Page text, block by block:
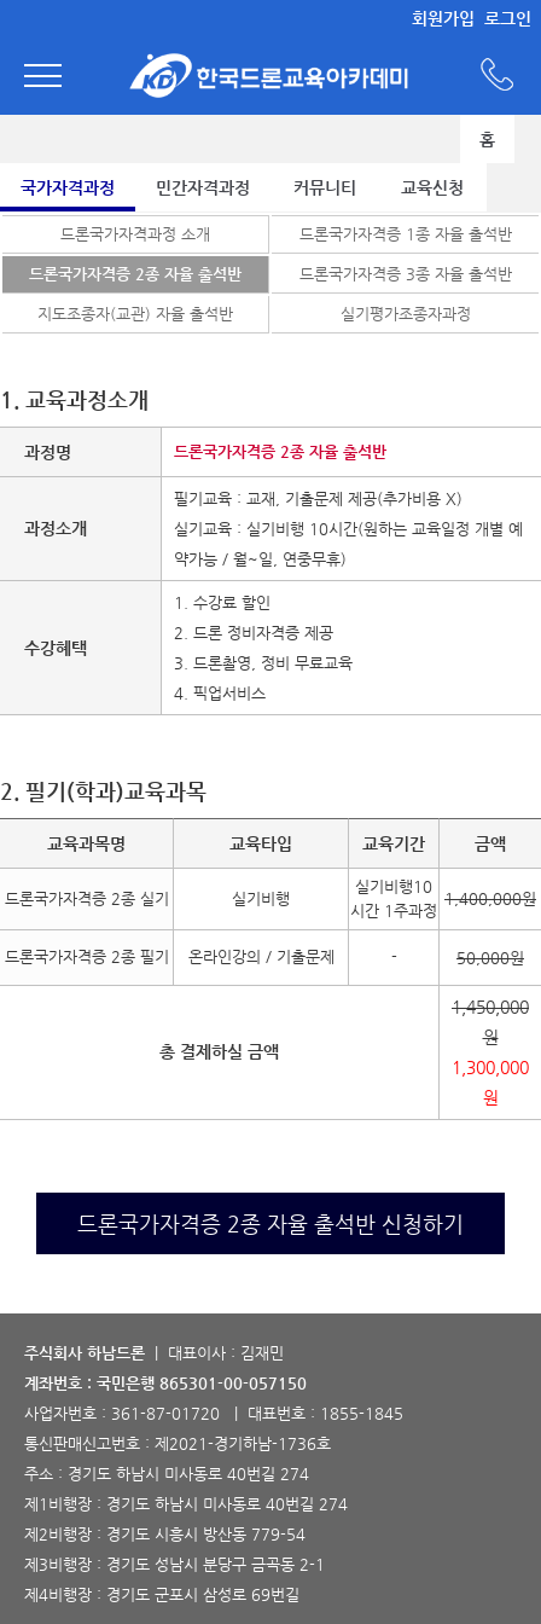
회원가입 로그인
홈
국가자격과정 민간자격과정 커뮤니티 교육신청
드론국가자격과정 소개 드론국가자격증 1종 자율 출석반
드론국가자격증 2종 자율 출석반 드론국가자격증 3종 자율 출석반
지도조종자(교관) 자율 출석반 실기평가조종자과정
1. 교육과정소개
과정명 드론국가자격증 2종 자율 출석반
과정소개
필기교육 : 교재, 기출문제 제공(추가비용 X)
실기교육 : 실기비행 10시간(원하는 교육일정 개별 예
약가능 / 월~일, 연중무휴)
수강혜택
1. 수강료 할인
2. 드론 정비자격증 제공
3. 드론촬영, 정비 무료교육
4. 픽업서비스
2. 필기(학과)교육과목
교육과목명 교육타입 교육기간 금액
드론국가자격증 2종 실기 실기비행
실기비행10
시간 1주과정
1,400,000원
드론국가자격증 2종 필기 온라인강의 / 기출문제 - 50,000원
총 결제하실 금액
1,450,000
원
1,300,000
원
드론국가자격증 2종 자율 출석반 신청하기
주식회사 하남드론 | 대표이사 : 김재민
계좌번호 : 국민은행 865301-00-057150
사업자번호 : 361-87-01720 | 대표번호 : 1855-1845
통신판매신고번호 : 제2021-경기하남-1736호
주소 : 경기도 하남시 미사동로 40번길 274
제1비행장 : 경기도 하남시 미사동로 40번길 274
제2비행장 : 경기도 시흥시 방산동 779-54
제3비행장 : 경기도 성남시 분당구 금곡동 2-1
제4비행장 : 경기도 군포시 삼성로 69번길